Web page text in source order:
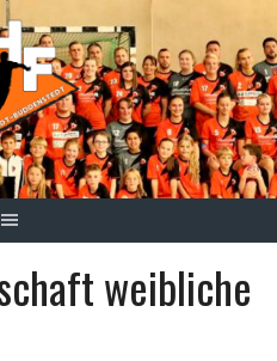
weibliche